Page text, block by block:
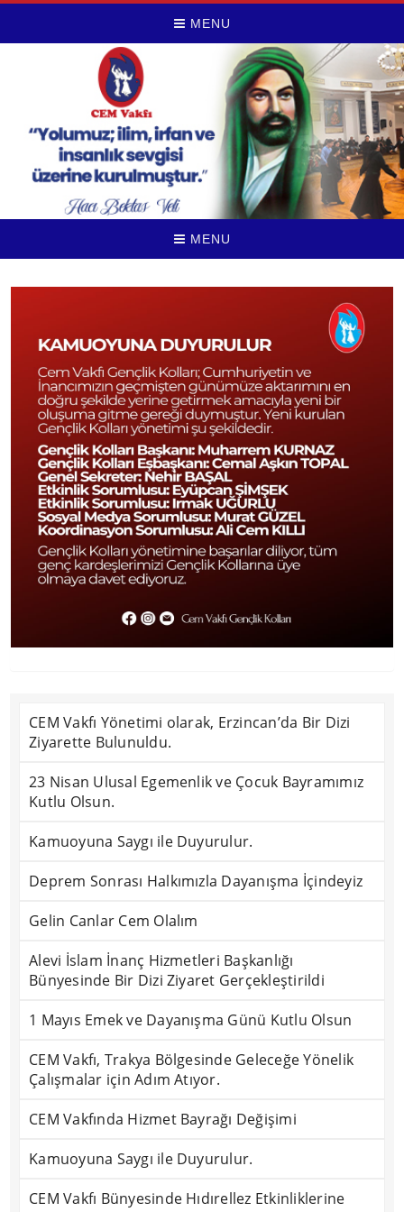
MENU
MENU
CEM Vakfı Yönetimi olarak, Erzincan’da Bir Dizi
Ziyarette Bulunuldu.
23 Nisan Ulusal Egemenlik ve Çocuk Bayramımız
Kutlu Olsun.
Kamuoyuna Saygı ile Duyurulur.
Deprem Sonrası Halkımızla Dayanışma İçindeyiz
Gelin Canlar Cem Olalım
Alevi İslam İnanç Hizmetleri Başkanlığı
Bünyesinde Bir Dizi Ziyaret Gerçekleştirildi
1 Mayıs Emek ve Dayanışma Günü Kutlu Olsun
CEM Vakfı, Trakya Bölgesinde Geleceğe Yönelik
Çalışmalar için Adım Atıyor.
CEM Vakfında Hizmet Bayrağı Değişimi
Kamuoyuna Saygı ile Duyurulur.
CEM Vakfı Bünyesinde Hıdırellez Etkinliklerine